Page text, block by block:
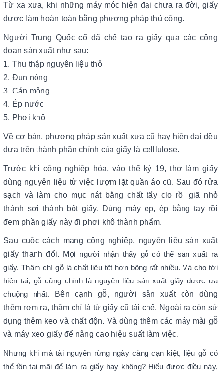
Từ xa xưa, khi những máy móc hiện đại chưa ra đời, giấy
được làm hoàn toàn bằng phương pháp thủ công.
Người Trung Quốc cổ đã chế tạo ra giấy qua các công
đoạn sản xuất như sau:
1. Thu thập nguyên liệu thô
2. Đun nóng
3. Cán mỏng
4. Ép nước
5. Phơi khô
Về cơ bản, phương pháp sản xuất xưa cũ hay hiện đại đều
dựa trên thành phần chính của giấy là celllulose.
Trước khi công nghiệp hóa, vào thế kỷ 19, thợ làm giấy
dùng nguyên liệu từ việc lượm lặt quần áo cũ. Sau đó rửa
sạch và làm cho mục nát bằng chất tẩy clo rồi giã nhỏ
thành sợi thành bột giấy. Dùng máy ép, ép bằng tay rồi
đem phần giấy này đi phơi khô thành phẩm.
Sau cuộc cách mạng công nghiệp, nguyên liệu sản xuất
giấy thanh đổi. Mọi người nhận thấy gỗ có thể sản xuất ra
giấy. Thậm chí gỗ là chất liệu tốt hơn bông rất nhiều. Và cho tới
hiện tại, gỗ cũng chính là nguyên liệu sản xuất giấy được ưa
chuộng nhất.
Bên cạnh gỗ, người sản xuất còn dùng
thêm rơm rạ, thậm chí là từ giấy cũ tái chế. Ngoài ra còn sử
dụng thêm keo và chất độn. Và dùng thêm các máy mài gỗ
và máy xeo giấy để nâng cao hiệu suất làm việc.
Nhưng khi mà tài nguyên rừng ngày càng cạn kiệt, liệu gỗ có
thể tồn tại mãi để làm ra giấy hay không? Hiểu được điều này,